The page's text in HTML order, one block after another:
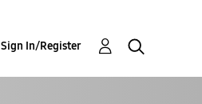
Sign In/Register